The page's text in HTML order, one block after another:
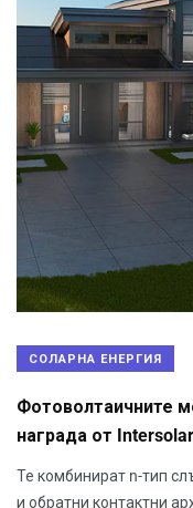
СОЛАРНА ЕНЕРГИЯ
Фотоволтаичните
награда от Intersolar
Те комбинират n-тип
и обратни контактни